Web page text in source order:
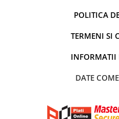
POLITICA
TERMENI SI
INFORMATII
DATE